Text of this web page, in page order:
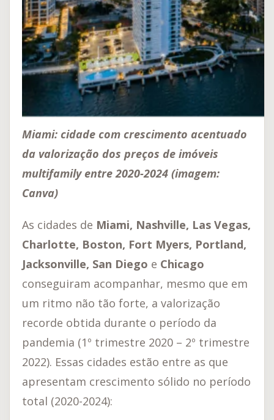
Miami: cidade com crescimento acentuado
da valorização dos preços de imóveis
multifamily entre 2020-2024 (imagem:
Canva)
As cidades de Miami, Nashville, Las Vegas,
Charlotte, Boston, Fort Myers, Portland,
Jacksonville, San Diego e Chicago
conseguiram acompanhar, mesmo que em
um ritmo não tão forte, a valorização
recorde obtida durante o período da
pandemia (1º trimestre 2020 – 2º trimestre
2022). Essas cidades estão entre as que
apresentam crescimento sólido no período
total (2020-2024):